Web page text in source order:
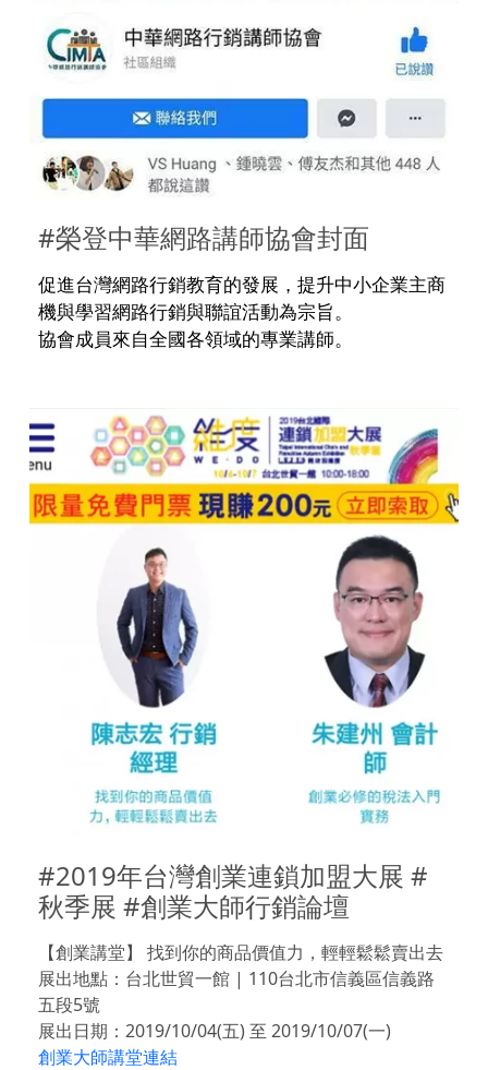
#榮登中華網路講師協會封面
促進台灣網路行銷教育的發展，提升中小企業主商
機與學習網路行銷與聯誼活動為宗旨。
協會成員來自全國各領域的專業講師。
#2019年台灣創業連鎖加盟大展 #
秋季展 #創業大師行銷論壇
【創業講堂】 找到你的商品價值力，輕輕鬆鬆賣出去
展出地點：台北世貿一館 | 110台北市信義區信義路
五段5號
展出日期：2019/10/04(五) 至 2019/10/07(一)
創業大師講堂連結